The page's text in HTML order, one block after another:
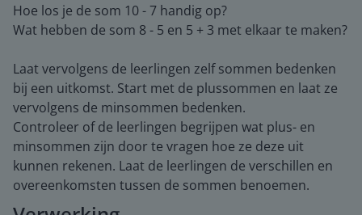
Hoe los je de som 10 - 7 handig op?
Wat hebben de som 8 - 5 en 5 + 3 met elkaar te maken?
Laat vervolgens de leerlingen zelf sommen bedenken
bij een uitkomst. Start met de plussommen en laat ze
vervolgens de minsommen bedenken.
Controleer of de leerlingen begrijpen wat plus- en
minsommen zijn door te vragen hoe ze deze uit
kunnen rekenen. Laat de leerlingen de verschillen en
overeenkomsten tussen de sommen benoemen.